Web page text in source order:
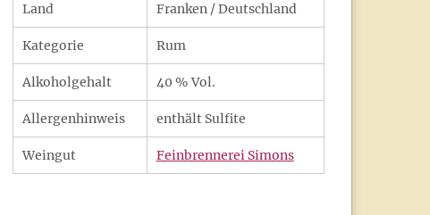
Land Franken / Deutschland
Kategorie Rum
Alkoholgehalt 40 % Vol.
Allergenhinweis enthält Sulfite
Weingut Feinbrennerei Simons